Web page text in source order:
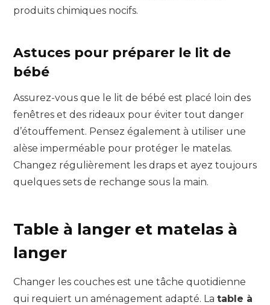
produits chimiques nocifs.
Astuces pour préparer le lit de
bébé
Assurez-vous que le lit de bébé est placé loin des
fenêtres et des rideaux pour éviter tout danger
d’étouffement. Pensez également à utiliser une
alèse imperméable pour protéger le matelas.
Changez régulièrement les draps et ayez toujours
quelques sets de rechange sous la main.
Table à langer et matelas à
langer
Changer les couches est une tâche quotidienne
qui requiert un aménagement adapté. La table à